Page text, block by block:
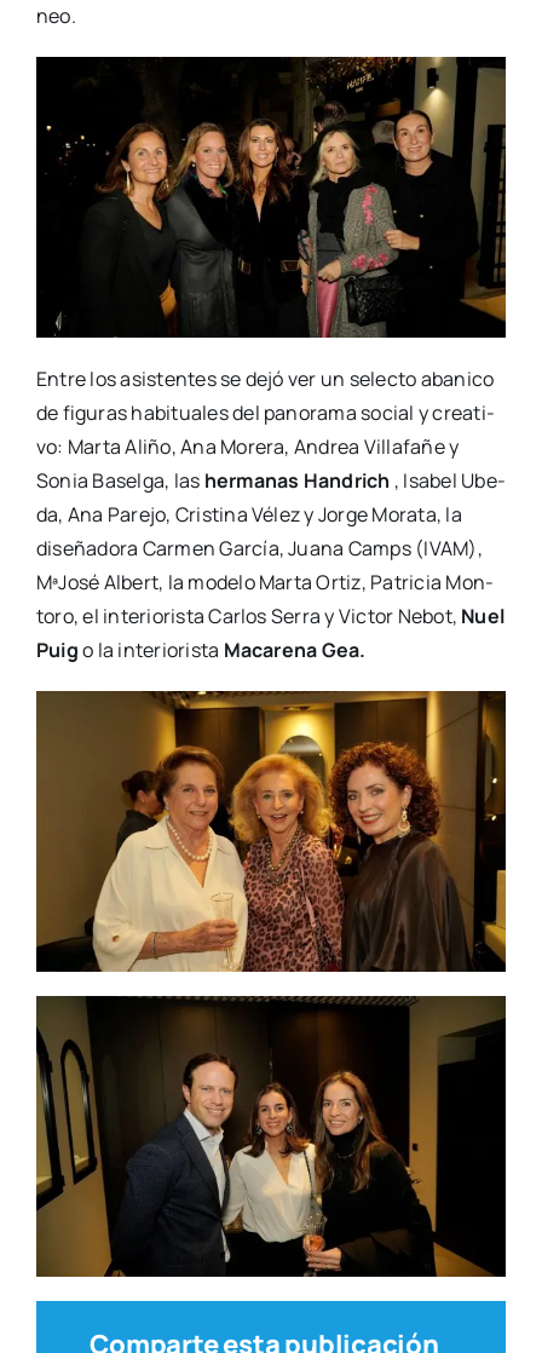
neo.
Entre los asis­ten­tes se dejó ver un selec­to aba­ni­co
de figu­ras habi­tua­les del pano­ra­ma social y crea­ti­
vo: Mar­ta Ali­ño, Ana More­ra, Andrea Villa­fa­ñe y
Sonia Basel­ga, las her­ma­nas Han­drich , Isa­bel Ube­
da, Ana Pare­jo, Cris­ti­na Vélez y Jor­ge Mora­ta, la
dise­ña­do­ra Car­men Gar­cía, Jua­na Camps (IVAM),
MªJo­sé Albert, la mode­lo Mar­ta Ortiz, Patri­cia Mon­
to­ro, el inte­rio­ris­ta Car­los Serra y Vic­tor Nebot, Nuel
Puigo la inte­rio­ris­ta Maca­re­na Gea.
Comparte esta publicación